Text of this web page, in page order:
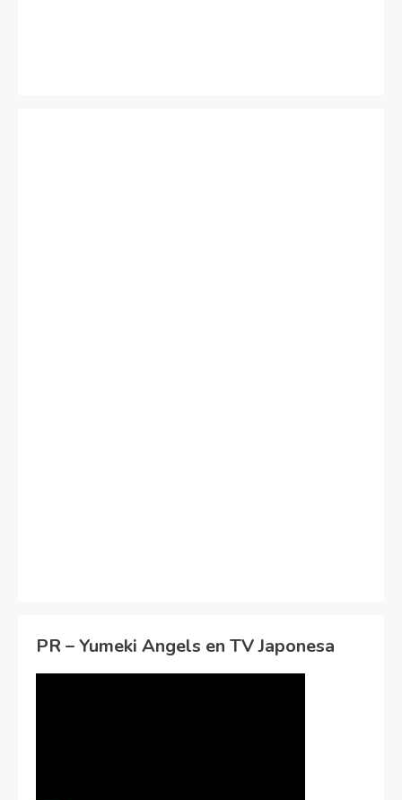
PR – Yumeki Angels en TV Japonesa